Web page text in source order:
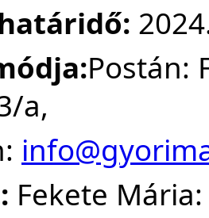
Postán:
a,
Fekete